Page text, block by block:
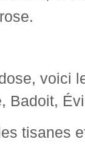
voici
Badoit,
tisanes